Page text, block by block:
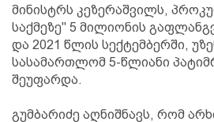
მინისტრს კეზერაშვილს,
საქმეზე" 5 მილიონის
და 2021 წლის სექტემბერში,
სასამართლომ 5-წლიანი
შეუფარდა.
გუმბარიძე აღნიშნავს, რომ